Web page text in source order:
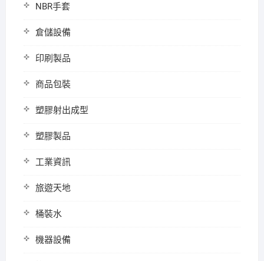
NBR手套
倉儲設備
印刷製品
商品包裝
塑膠射出成型
塑膠製品
工業資訊
旅遊天地
桶裝水
機器設備